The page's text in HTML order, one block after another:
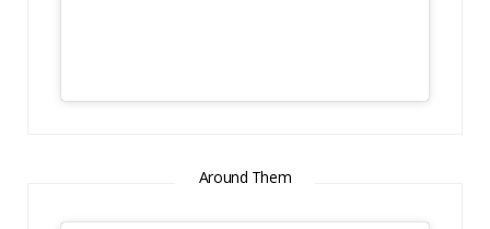
Around Them